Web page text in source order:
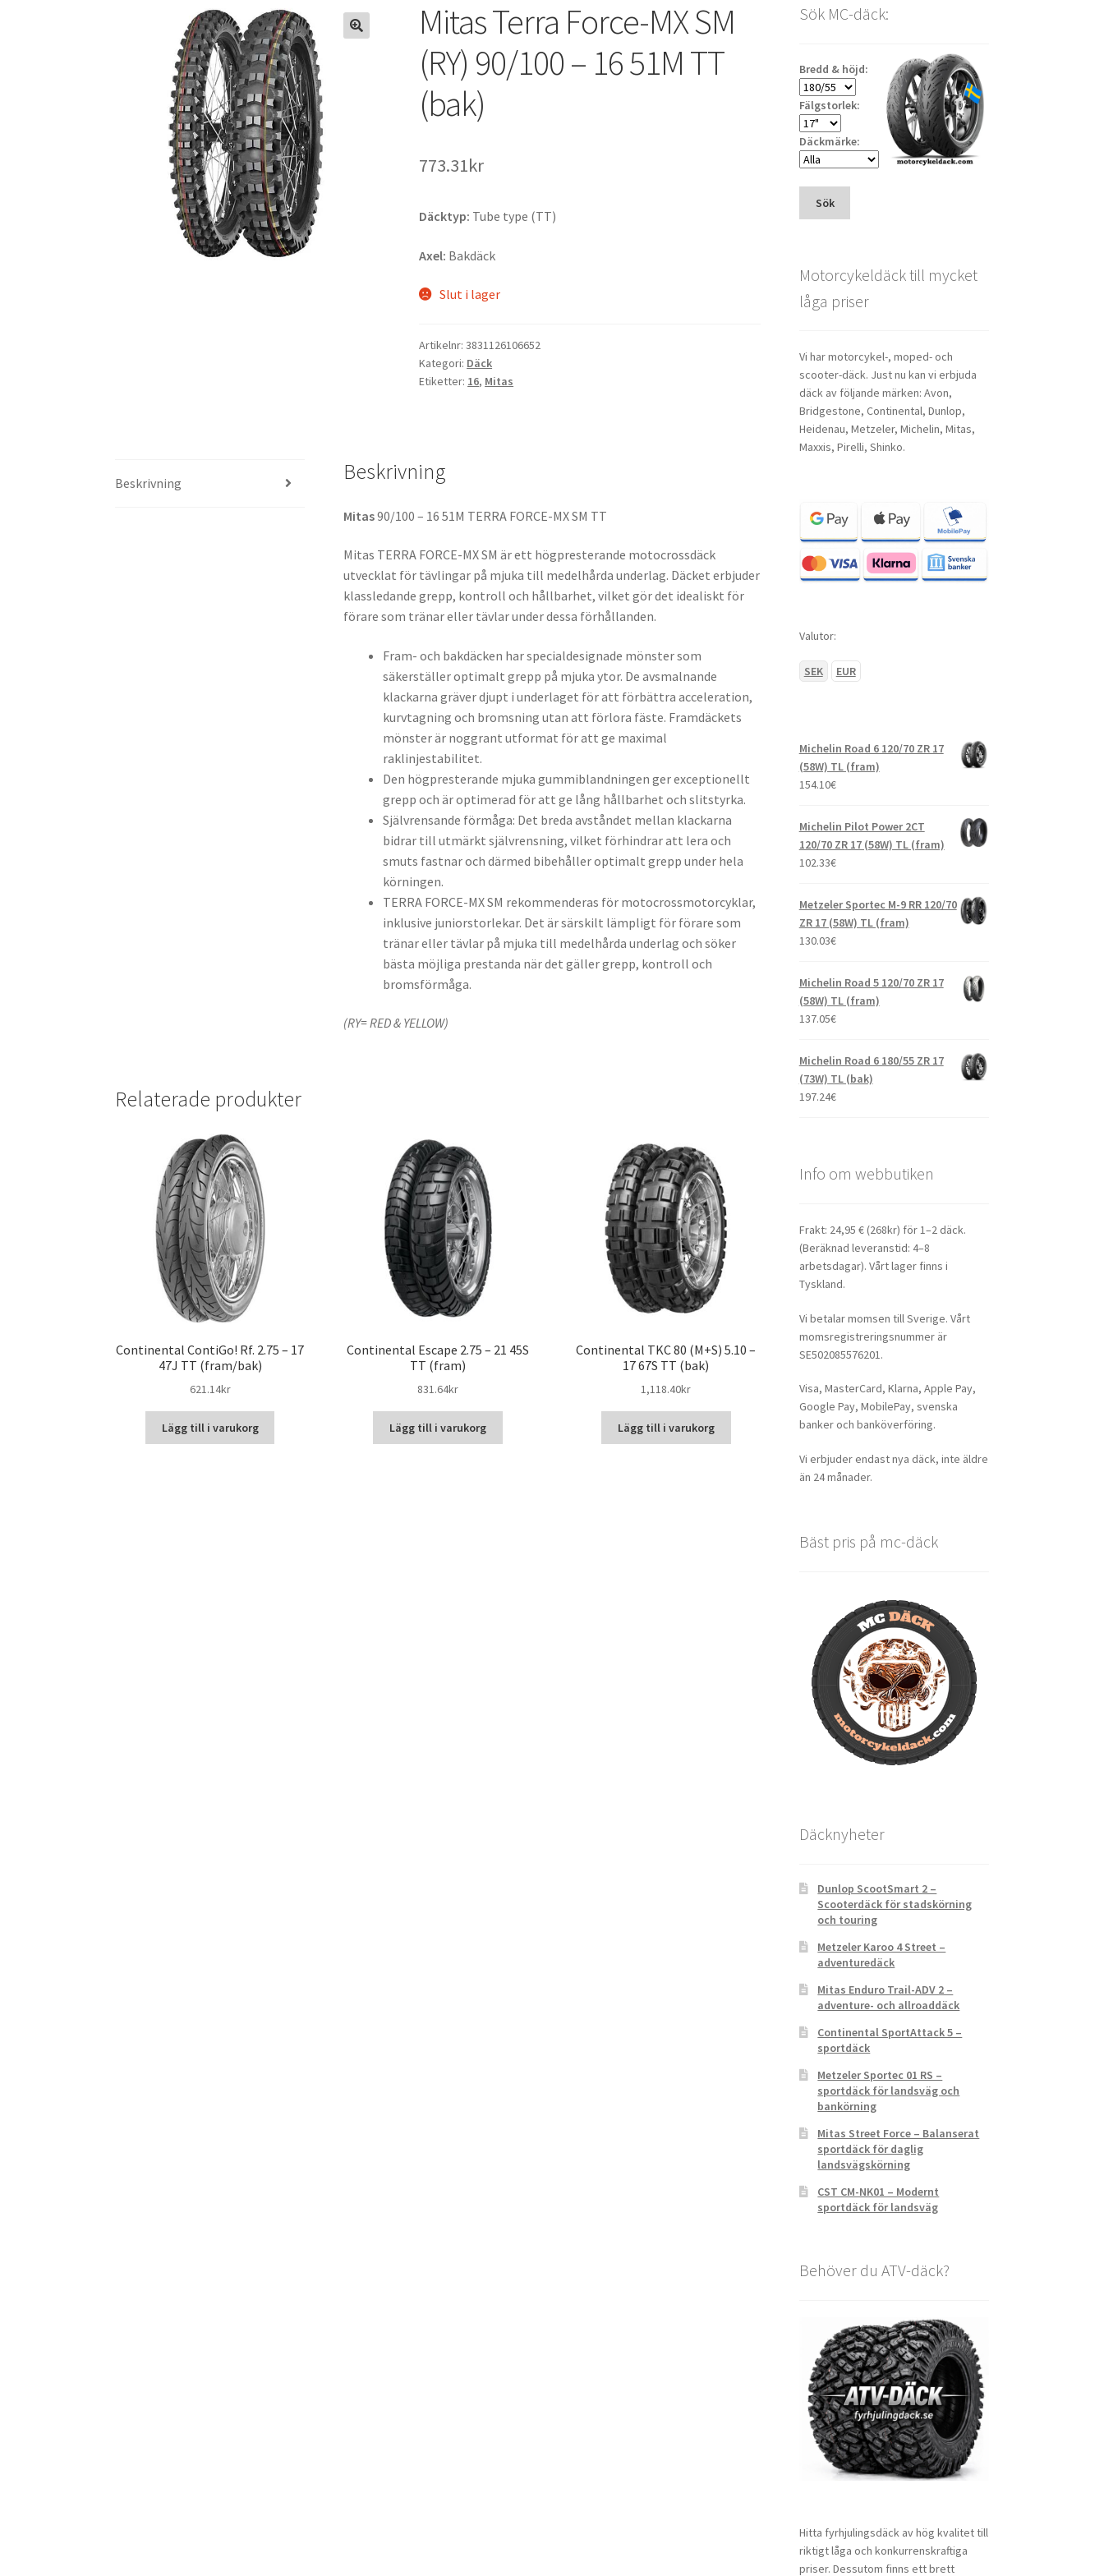
Mitas Terra Force-MX SM
(RY) 90/100 – 16 51M TT
(bak)
773.31kr
Däcktyp: Tube type (TT)
Axel: Bakdäck
Slut i lager
Artikelnr:3831126106652
Kategori: Däck
Etiketter: 16, Mitas
Beskrivning Beskrivning
Mitas90/100 – 16 51M TERRA FORCE-MX SM TT
Mitas TERRA FORCE-MX SM är ett högpresterande motocrossdäck
utvecklat för tävlingar på mjuka till medelhårda underlag. Däcket erbjuder
klassledande grepp, kontroll och hållbarhet, vilket gör det idealiskt för
förare som tränar eller tävlar under dessa förhållanden.
Fram- och bakdäcken har specialdesignade mönster som
säkerställer optimalt grepp på mjuka ytor. De avsmalnande
klackarna gräver djupt i underlaget för att förbättra acceleration,
kurvtagning och bromsning utan att förlora fäste. Framdäckets
mönster är noggrant utformat för att ge maximal
raklinjestabilitet.
Den högpresterande mjuka gummiblandningen ger exceptionellt
grepp och är optimerad för att ge lång hållbarhet och slitstyrka.
Självrensande förmåga: Det breda avståndet mellan klackarna
bidrar till utmärkt självrensning, vilket förhindrar att lera och
smuts fastnar och därmed bibehåller optimalt grepp under hela
körningen.
TERRA FORCE-MX SM rekommenderas för motocrossmotorcyklar,
inklusive juniorstorlekar. Det är särskilt lämpligt för förare som
tränar eller tävlar på mjuka till medelhårda underlag och söker
bästa möjliga prestanda när det gäller grepp, kontroll och
bromsförmåga.
(RY= RED & YELLOW)
Relaterade produkter
Continental ContiGo! Rf. 2.75 – 17
47J TT (fram/bak)
621.14kr
Lägg till i varukorg
Continental Escape 2.75 – 21 45S
TT (fram)
831.64kr
Lägg till i varukorg
Continental TKC 80 (M+S) 5.10 –
17 67S TT (bak)
1,118.40kr
Lägg till i varukorg
Sök MC-däck:
Bredd & höjd:
Fälgstorlek:
Däckmärke:
Sök
Motorcykeldäck till mycket
låga priser
Vi har motorcykel-, moped- och
scooter-däck. Just nu kan vi erbjuda
däck av följande märken: Avon,
Bridgestone, Continental, Dunlop,
Heidenau, Metzeler, Michelin, Mitas,
Maxxis, Pirelli, Shinko.
Valutor:
SEK EUR
Michelin Road 6 120/70 ZR 17
(58W) TL (fram)
154.10€
Michelin Pilot Power 2CT
120/70 ZR 17 (58W) TL (fram)
102.33€
Metzeler Sportec M-9 RR 120/70
ZR 17 (58W) TL (fram)
130.03€
Michelin Road 5 120/70 ZR 17
(58W) TL (fram)
137.05€
Michelin Road 6 180/55 ZR 17
(73W) TL (bak)
197.24€
Info om webbutiken
Frakt: 24,95 € (268kr) för 1–2 däck.
(Beräknad leveranstid: 4–8
arbetsdagar). Vårt lager finns i
Tyskland.
Vi betalar momsen till Sverige. Vårt
momsregistreringsnummer är
SE502085576201.
Visa, MasterCard, Klarna, Apple Pay,
Google Pay, MobilePay, svenska
banker och banköverföring.
Vi erbjuder endast nya däck, inte äldre
än 24 månader.
Bäst pris på mc-däck
Däcknyheter
Dunlop ScootSmart 2 –
Scooterdäck för stadskörning
och touring
Metzeler Karoo 4 Street –
adventuredäck
Mitas Enduro Trail-ADV 2 –
adventure- och allroaddäck
Continental SportAttack 5 –
sportdäck
Metzeler Sportec 01 RS –
sportdäck för landsväg och
bankörning
Mitas Street Force – Balanserat
sportdäck för daglig
landsvägskörning
CST CM-NK01 – Modernt
sportdäck för landsväg
Behöver du ATV-däck?
Hitta fyrhjulingsdäck av hög kvalitet till
riktigt låga och konkurrenskraftiga
priser. Dessutom finns ett brett